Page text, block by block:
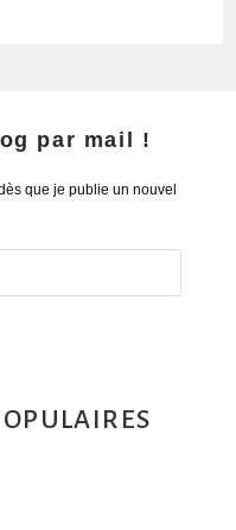
par mail !
que je publie un nouvel